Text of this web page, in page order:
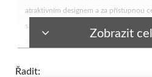
Zobrazit
atraktivním designem a za přístupnou
sází na pestré barvy a efektní design. V
Řadit: